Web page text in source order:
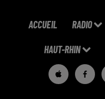
ACCUEIL RADIO
HAUT-RHIN